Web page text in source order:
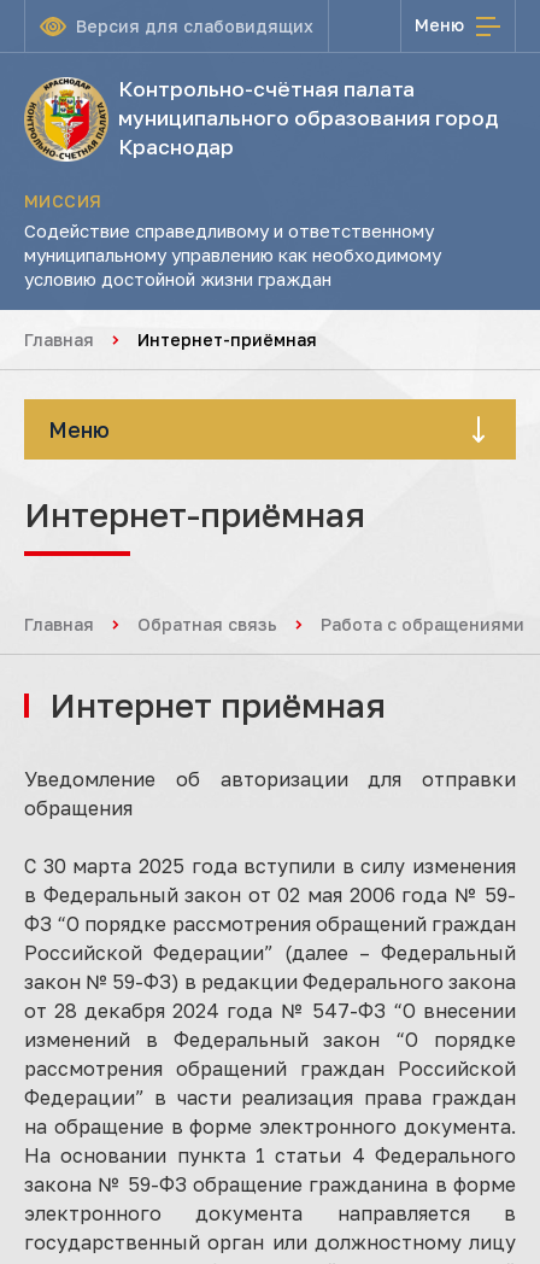
Версия для слабовидящих Меню
Контрольно-счётная палата
муниципального образования город
Краснодар
МИССИЯ
Содействие справедливому и ответственному
муниципальному управлению как необходимому
условию достойной жизни граждан
Главная Интернет-приёмная
Меню
Интернет-приёмная
Главная Обратная связь Работа с обращениями
Интернет приёмная
Уведомление об авторизации для отправки
обращения
С 30 марта 2025 года вступили в силу изменения
в Федеральный закон от 02 мая 2006 года № 59-
ФЗ “О порядке рассмотрения обращений граждан
Российской Федерации” (далее – Федеральный
закон № 59-ФЗ) в редакции Федерального закона
от 28 декабря 2024 года № 547-ФЗ “О внесении
изменений в Федеральный закон “О порядке
рассмотрения обращений граждан Российской
Федерации” в части реализация права граждан
на обращение в форме электронного документа.
На основании пункта 1 статьи 4 Федерального
закона № 59-ФЗ обращение гражданина в форме
электронного документа направляется в
государственный орган или должностному лицу